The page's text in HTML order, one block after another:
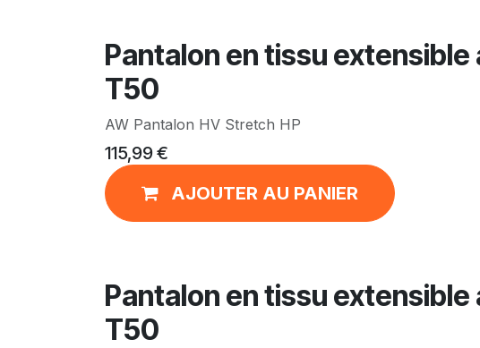
Pantalon en tissu
T50
AW Pantalon HV Stretch HP
115,99€
AJOUTER AU PANIER
Pantalon en tissu
T50